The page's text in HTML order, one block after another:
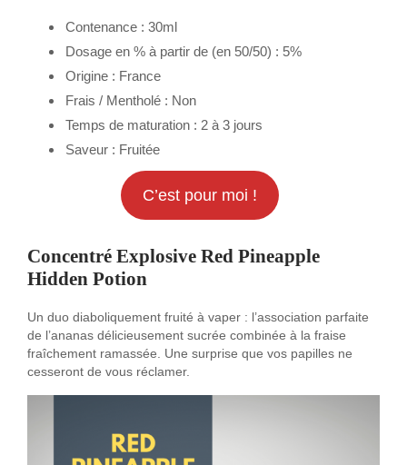
Contenance : 30ml
Dosage en % à partir de (en 50/50) : 5%
Origine : France
Frais / Mentholé : Non
Temps de maturation : 2 à 3 jours
Saveur : Fruitée
C’est pour moi !
Concentré Explosive Red Pineapple
Hidden Potion
Un duo diaboliquement fruité à vaper : l’association parfaite
de l’ananas délicieusement sucrée combinée à la fraise
fraîchement ramassée. Une surprise que vos papilles ne
cesseront de vous réclamer.